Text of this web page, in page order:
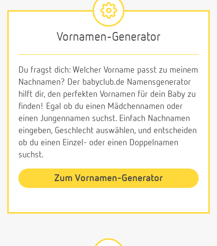
Vornamen-Generator
Du fragst dich: Welcher Vorname passt zu meinem
Nachnamen? Der babyclub.de Namensgenerator
hilft dir, den perfekten Vornamen für dein Baby zu
finden! Egal ob du einen Mädchennamen oder
einen Jungennamen suchst. Einfach Nachnamen
eingeben, Geschlecht auswählen, und entscheiden
ob du einen Einzel- oder einen Doppelnamen
suchst.
Zum Vornamen-Generator